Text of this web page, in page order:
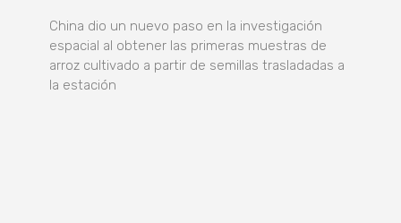
China dio un nuevo paso en la investigación
espacial al obtener las primeras muestras de
arroz cultivado a partir de semillas trasladadas a
la estación